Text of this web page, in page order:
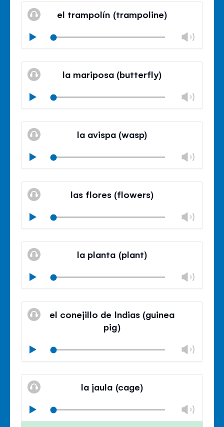
el trampolín (trampoline)
Play
Mute
Close
la mariposa (butterfly)
Play
Mute
Close
la avispa (wasp)
Play
Mute
Close
las flores (flowers)
Play
Mute
Close
la planta (plant)
Play
Mute
Close
el conejillo de Indias (guinea
pig)
Play
Mute
Close
la jaula (cage)
Play